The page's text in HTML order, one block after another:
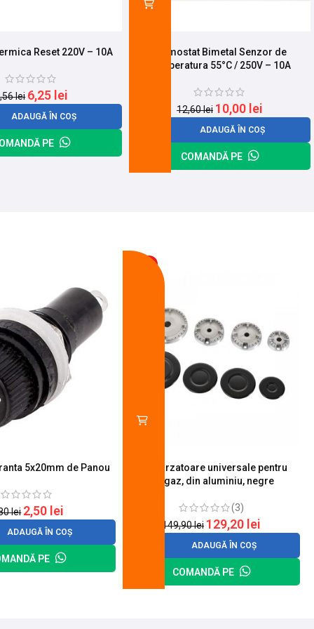
Reset 220V – 10A
lei 6,25 lei
ADAUGĂ ÎN COȘ
PE
Termostat Bimetal Senzor de
Temperatura 55°C / 250V – 10A
12,60lei 10,00 lei
ADAUGĂ ÎN COȘ
COMANDĂ PE
5x20mm de Panou
lei 2,50 lei
ADAUGĂ ÎN COȘ
PE
Set 4 arzatoare universale pentru
aragaz, din aluminiu, negre
(3)
149,90lei 129,20 lei
ADAUGĂ ÎN COȘ
COMANDĂ PE